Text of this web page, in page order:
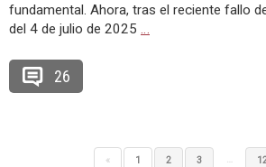
fundamental. Ahora, tras el reciente fallo
del 4 de julio de 2025 …
26
« 1 2 3 …